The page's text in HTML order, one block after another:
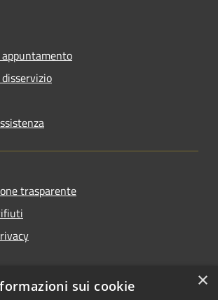
trasparente
di accessibilità
×
sui cookie